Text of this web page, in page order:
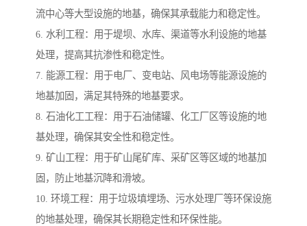
流中心等大型设施的地基，确保其承载能力和稳定性。
6. 水利工程：用于堤坝、水库、渠道等水利设施的地基
处理，提高其抗渗性和稳定性。
7. 能源工程：用于电厂、变电站、风电场等能源设施的
地基加固，满足其特殊的地基要求。
8. 石油化工工程：用于石油储罐、化工厂区等设施的地
基处理，确保其安全性和稳定性。
9. 矿山工程：用于矿山尾矿库、采矿区等区域的地基加
固，防止地基沉降和滑坡。
10. 环境工程：用于垃圾填埋场、污水处理厂等环保设施
的地基处理，确保其长期稳定性和环保性能。